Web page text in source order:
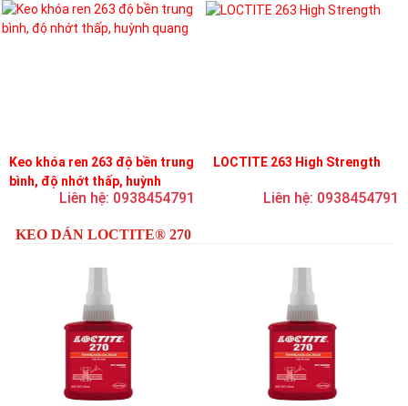
Keo khóa ren 263 độ bền trung
bình, độ nhớt thấp, huỳnh
Liên hệ: 0938454791
LOCTITE 263 High Strength
Liên hệ: 0938454791
KEO DÁN LOCTITE® 270